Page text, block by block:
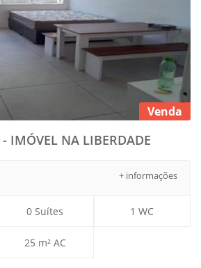
Venda
IMÓVEL NA LIBERDADE
+ informações
0 Suítes 1 WC
25 m² AC